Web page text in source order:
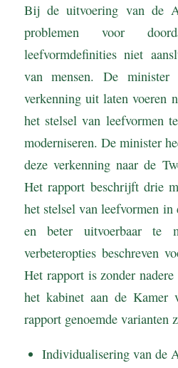
Bij de uitvoering van de
problemen voor
leefvormdefinities niet
van mensen. De
verkenning uit laten voeren
het stelsel van leefvormen
moderniseren. De minister
deze verkenning naar de
Het rapport beschrijft drie
het stelsel van leefvormen
en beter uitvoerbaar te
verbeteropties beschreven
Het rapport is zonder
het kabinet aan de Kamer
rapport genoemde varianten
Individualisering van de